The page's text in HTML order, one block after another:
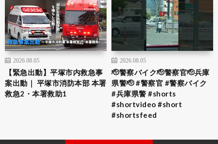
2026.08.05
【緊急出動】平塚市内救急事
案出動｜ 平塚市消防本部 本署
救急2・本署救助1
2026.08.05
🫡警察バイク🫡警察官🫡兵庫
県警🫡 #警察官 #警察バイク
#兵庫県警 #shorts
#shortvideo #short
#shortsfeed